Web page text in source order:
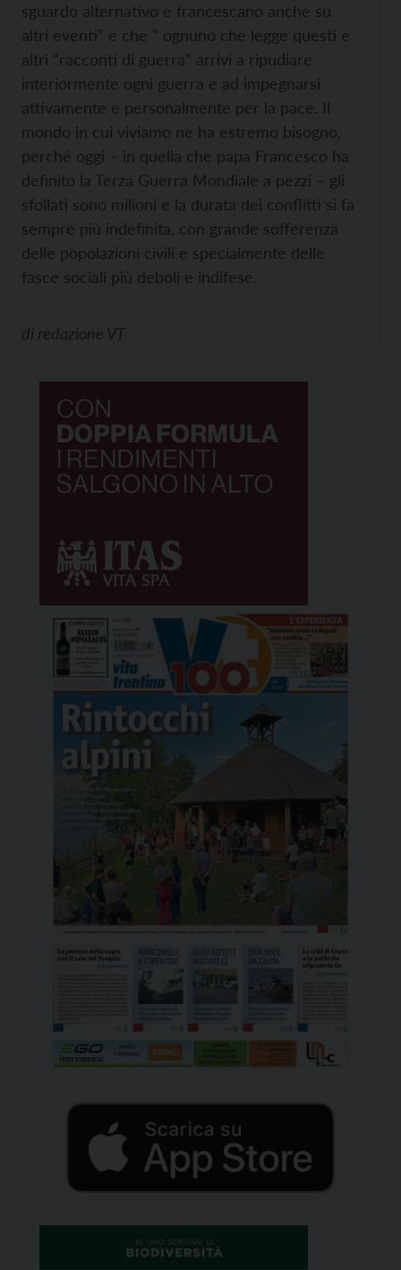
sguardo alternativo e francescano anche su
altri eventi” e che “ ognuno che legge questi e
altri “racconti di guerra” arrivi a ripudiare
interiormente ogni guerra e ad impegnarsi
attivamente e per­sonalmente per la pace. Il
mondo in cui viviamo ne ha estremo bisogno,
perché oggi – in quella che papa Francesco ha
definito la Terza Guerra Mondiale a pezzi – gli
sfollati sono milioni e la durata dei conflitti si fa
sempre più indefinita, con grande sofferenza
delle popolazioni civili e specialmente delle
fasce sociali più deboli e indifese.
di redazione VT